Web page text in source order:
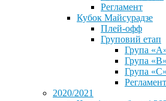
Регламент
Кубок Майсурадзе
Плей-офф
Груповий етап
Група
Група «B»
Група «C»
Регламент
2020/2021